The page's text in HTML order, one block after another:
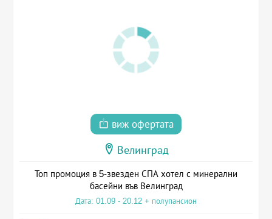
виж офертата
Велинград
Топ промоция в 5-звезден СПА хотел с минерални
басейни във Велинград
Дата: 01.09 - 20.12 + полупансион